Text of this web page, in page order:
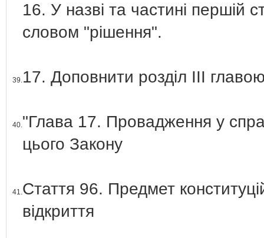
16. У назві та частині першій
словом "рішення".
39.17. Доповнити розділ ІІІ
40."Глава 17. Провадження у
цього Закону
41.Стаття 96. Предмет
відкриття